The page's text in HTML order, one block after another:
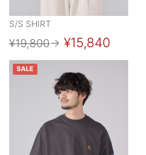
S/S SHIRT
¥19,800→ ¥15,840
SALE